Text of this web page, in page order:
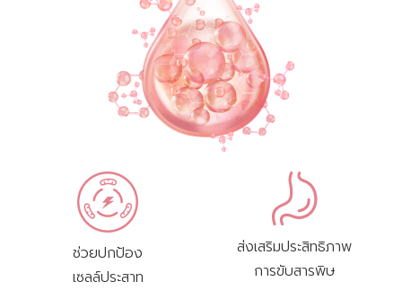
ช่วยปกป้อง
เซลล์ประสาท
ส่งเสริมประสิทธิภาพ
การขับสารพิษ